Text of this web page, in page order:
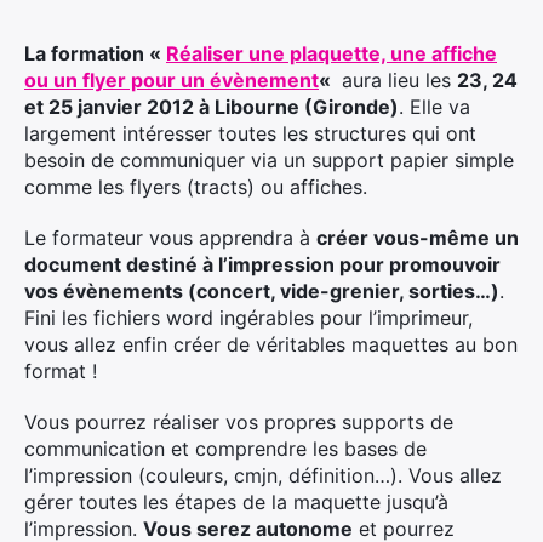
La formation « Réaliser une plaquette, une affiche
ou un flyer pour un évènement« aura lieu les 23, 24
et 25 janvier 2012 à Libourne (Gironde). Elle va
largement intéresser toutes les structures qui ont
besoin de communiquer via un support papier simple
comme les flyers (tracts) ou affiches.
Le formateur vous apprendra à créer vous-même un
document destiné à l’impression pour promouvoir
vos évènements (concert, vide-grenier, sorties…).
Fini les fichiers word ingérables pour l’imprimeur,
vous allez enfin créer de véritables maquettes au bon
format !
Vous pourrez réaliser vos propres supports de
communication et comprendre les bases de
l’impression (couleurs, cmjn, définition…). Vous allez
gérer toutes les étapes de la maquette jusqu’à
l’impression. Vous serez autonome et pourrez